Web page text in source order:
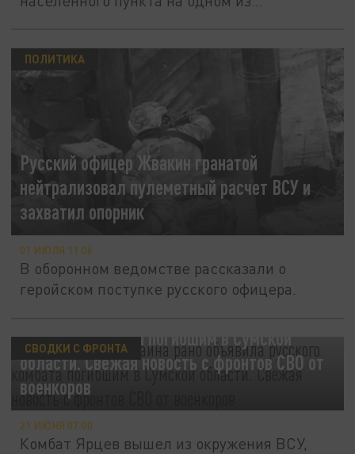
Русский офицер Жвакин гранатой
нейтрализовал пулеметный расчет ВСУ и
захватил опорник
ПОЛИТИКА
01 ИЮЛЯ 11:06
В оборонном ведомстве рассказали о
геройском поступке русского офицера.
русского комбата погибшим в Сумской
области. Свежая новость с фронтов СВО от
военкоров
СВОДКИ С ФРОНТА
21 ИЮНЯ 07:00
Комбат Ярцев вышел из окружения ВСУ,